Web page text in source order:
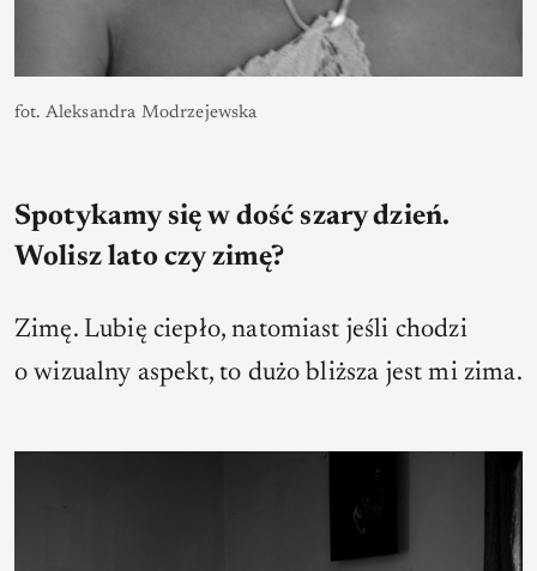
fot. Aleksandra Modrzejewska
Spotykamy się w dość szary dzień.
Wolisz lato czy zimę?
Zimę. Lubię ciepło, natomiast jeśli chodzi
o wizualny aspekt, to dużo bliższa jest mi zima.